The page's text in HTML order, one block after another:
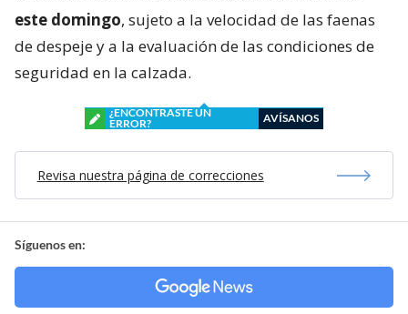
este domingo, sujeto a la velocidad de las faenas
de despeje y a la evaluación de las condiciones de
seguridad en la calzada.
¿ENCONTRASTE UN
ERROR?
AVÍSANOS
Revisa nuestra página de correcciones
Síguenos en: